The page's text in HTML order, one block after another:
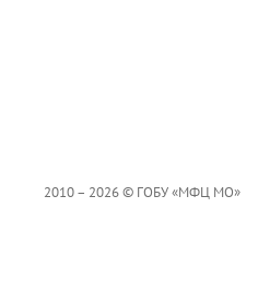
2010 – 2026 © ГОБУ «МФЦ МО»